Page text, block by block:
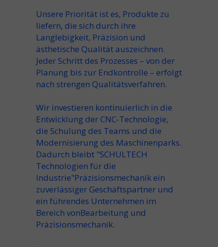
Unsere Priorität ist es, Produkte zu
liefern, die sich durch ihre
Langlebigkeit, Präzision und
ästhetische Qualität auszeichnen.
Jeder Schritt des Prozesses – von der
Planung bis zur Endkontrolle – erfolgt
nach strengen Qualitätsverfahren.
Wir investieren kontinuierlich in die
Entwicklung der CNC-Technologie,
die Schulung des Teams und die
Modernisierung des Maschinenparks.
Dadurch bleibt "SCHULTECH
Technologien für die
Industrie"Präzisionsmechanikein
zuverlässiger Geschäftspartner und
ein führendes Unternehmen im
Bereich vonBearbeitung und
Präzisionsmechanik.